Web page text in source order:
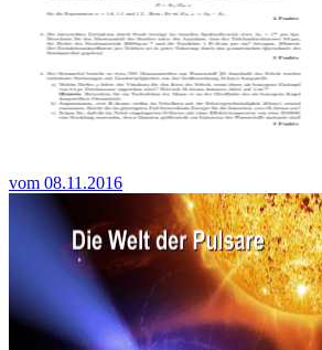
vom 08.11.2016